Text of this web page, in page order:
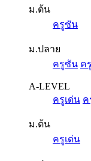
ม.ต้น
ครูซัน
ม.ปลาย
ครูซัน ค
A-LEVEL
ครูเด่น ค
ม.ต้น
ครูเด่น